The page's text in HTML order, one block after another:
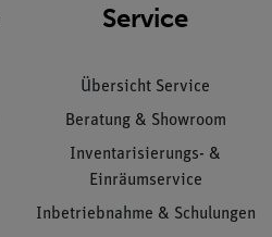
Service
Übersicht Service
Beratung & Showroom
Inventarisierungs- &
Einräumservice
Inbetriebnahme & Schulungen